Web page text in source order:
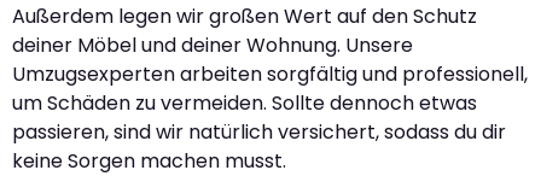
Außerdem legen wir großen Wert auf den Schutz
deiner Möbel und deiner Wohnung. Unsere
Umzugsexperten arbeiten sorgfältig und professionell,
um Schäden zu vermeiden. Sollte dennoch etwas
passieren, sind wir natürlich versichert, sodass du dir
keine Sorgen machen musst.